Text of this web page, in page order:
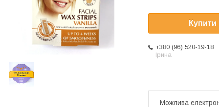
Купити
+380 (96) 520-19-18
Ірина